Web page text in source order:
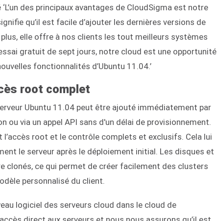
des principaux avantages de CloudSigma est notre
qu’il est facile d’ajouter les dernières versions de
elle offre à nos clients les tout meilleurs systèmes
gratuit de sept jours, notre cloud est une opportunité
fonctionnalités d’Ubuntu 11.04.’
root complet
Ubuntu 11.04 peut être ajouté immédiatement par
ou via un appel API sans d'un délai de provisionnement.
root et le contrôle complets et exclusifs. Cela lui
le serveur après le déploiement initial. Les disques et
clonés, ce qui permet de créer facilement des clusters
personnalisé du client.
logiciel des serveurs cloud dans le cloud de